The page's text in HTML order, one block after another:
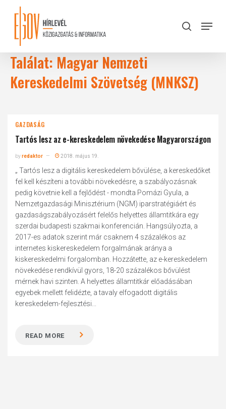
content
search
Menu
Találat: Magyar Nemzeti
Kereskedelmi Szövetség (MNKSZ)
GAZDASÁG
Tartós lesz az e-kereskedelem növekedése Magyarországon
byredaktor 2018. május 19.
„ Tartós lesz a digitális kereskedelem bővülése, a kereskedőket
fel kell készíteni a további növekedésre, a szabályozásnak
pedig követnie kell a fejlődést - mondta Pomázi Gyula, a
Nemzetgazdasági Minisztérium (NGM) iparstratégiáért és
gazdaságszabályozásért felelős helyettes államtitkára egy
szerdai budapesti szakmai konferencián. Hangsúlyozta, a
2017-es adatok szerint már csaknem 4 százalékos az
internetes kiskereskedelem forgalmának aránya a
kiskereskedelmi forgalomban. Hozzátette, az e-kereskedelem
növekedése rendkívül gyors, 18-20 százalékos bővülést
mérnek havi szinten. A helyettes államtitkár előadásában
egyebek mellett felidézte, a tavaly elfogadott digitális
kereskedelem-fejlesztési...
READ MORE
Close